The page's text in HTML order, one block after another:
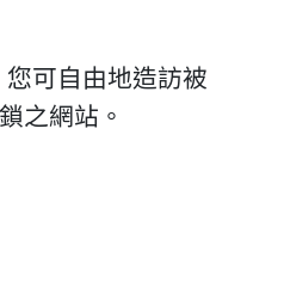
可自由地造訪被
之網站。